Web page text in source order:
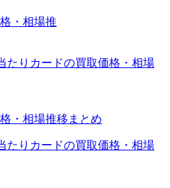
・相場推
・相場推移まとめ